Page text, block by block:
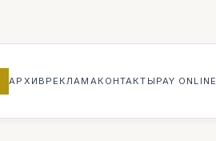
АРХИВ РЕКЛАМА КОНТАКТЫ PAY ONLINE